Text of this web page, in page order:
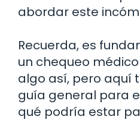
abordar este
Recuerda, es
un chequeo
algo así, pero aquí
guía general para
qué podría estar